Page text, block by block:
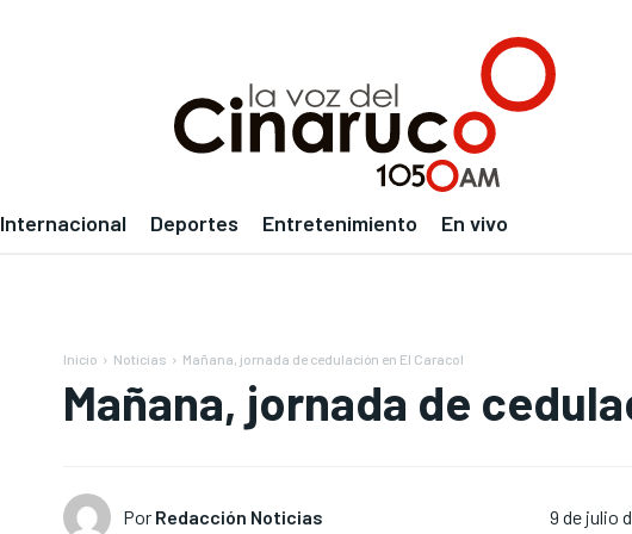
Internacional Deportes Entretenimiento En vivo
Inicio Noticias Mañana, jornada de cedulación en El Caracol
Mañana, jornada de
Por Redacción Noticias 9 de julio